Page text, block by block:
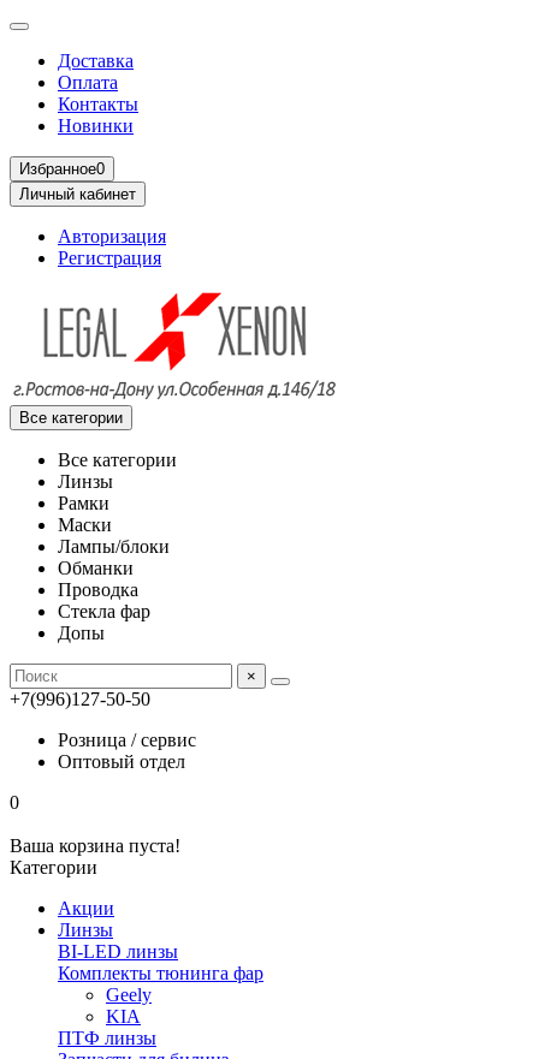
Доставка
Оплата
Контакты
Новинки
Избранное0
Личный кабинет
Авторизация
Регистрация
Все категории
Все категории
Линзы
Рамки
Маски
Лампы/блоки
Обманки
Проводка
Стекла фар
Допы
×
+7(996)127-50-50
Розница / сервис
Оптовый отдел
0
Ваша корзина пуста!
Категории
Акции
Линзы
BI-LED линзы
Комплекты тюнинга фар
Geely
KIA
ПТФ линзы